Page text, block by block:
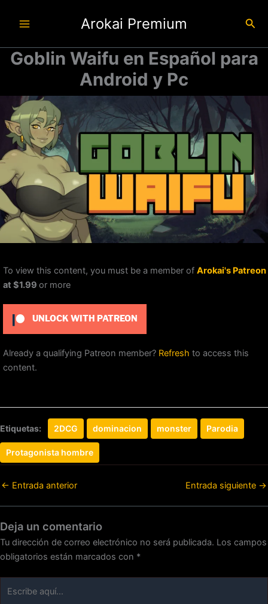
Arokai Premium
Goblin Waifu en Español para
Android y Pc
To view this content, you must be a member of Arokai's Patreon
at $1.99 or more
UNLOCK WITH PATREON
Already a qualifying Patreon member? Refresh to access this
content.
Etiquetas: 2DCG dominacion monster Parodia
Protagonista hombre
← Entrada anterior Entrada siguiente →
Deja un comentario
Tu dirección de correo electrónico no será publicada. Los campos
obligatorios están marcados con *
aquí...